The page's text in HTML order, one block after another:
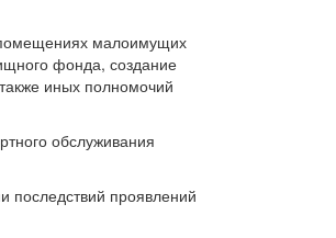
малоимущих
фонда, создание
иных полномочий
обслуживания
последствий проявлений